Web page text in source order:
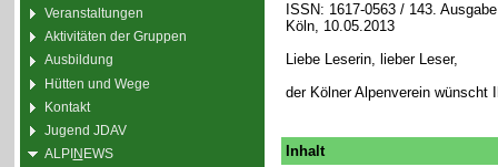
Veranstaltungen
Aktivitäten der Gruppen
Ausbildung
Hütten und Wege
Kontakt
Jugend JDAV
ALPINEWS
ISSN: 1617-0563 / 143.
Köln, 10.05.2013
Liebe Leserin, lieber Leser,
der Kölner Alpenverein wünscht
Inhalt